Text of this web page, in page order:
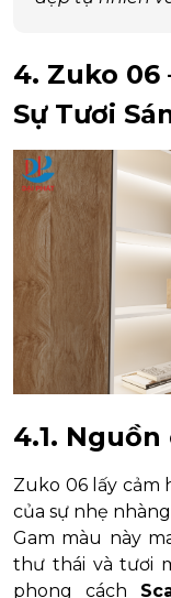
4. Zuko 06
Sự Tươi
4.1.
Zuko 06 lấy cảm
của sự nhẹ
Gam màu này
thư thái và tươi
phong cách